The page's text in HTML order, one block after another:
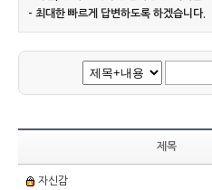
- 최대한 빠르게 답변하도록 하겠습니다.
제목
자신감